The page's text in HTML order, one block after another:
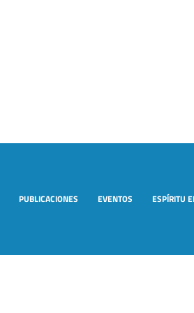
PUBLICACIONES EVENTOS ESPÍRITU